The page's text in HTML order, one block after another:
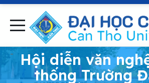
-
Hội diễn văn
thống Trường